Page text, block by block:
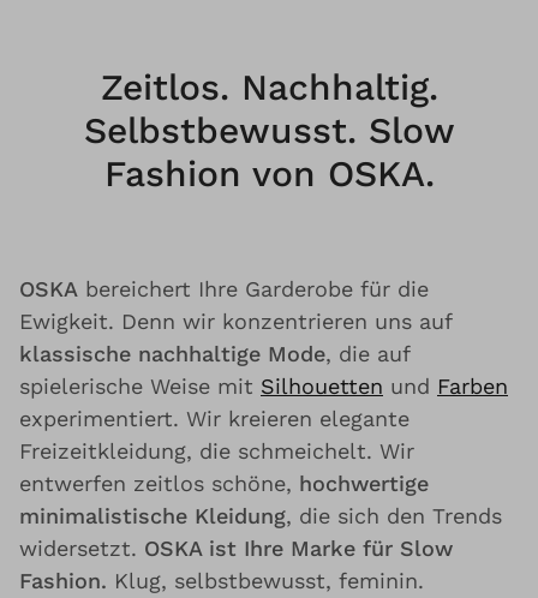
Zeitlos. Nachhaltig.
Selbstbewusst. Slow
Fashion von OSKA.
OSKA bereichert Ihre Garderobe für die
Ewigkeit. Denn wir konzentrieren uns auf
klassische nachhaltige Mode, die auf
spielerische Weise mit Silhouetten und Farben
experimentiert. Wir kreieren elegante
Freizeitkleidung, die schmeichelt. Wir
entwerfen zeitlos schöne, hochwertige
minimalistische Kleidung, die sich den Trends
widersetzt. OSKA ist Ihre Marke für Slow
Fashion. Klug, selbstbewusst, feminin.